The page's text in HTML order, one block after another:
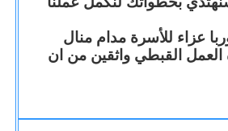
عزاء للأسرة مدام منال
العمل القبطي واثقين من ان